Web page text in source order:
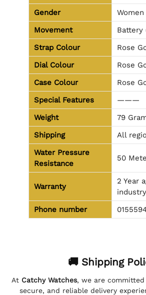
Gender
Women
Movement
Battery
Strap Colour
Rose
Dial Colour
Rose
Case Colour
Rose
Special Features
———
Weight
79
Shipping
All
Water Pressure
Resistance
50
Warranty
2 Year
Phone number
🚚 Shipping
At Catchy Watches, we are
secure, and reliable delivery